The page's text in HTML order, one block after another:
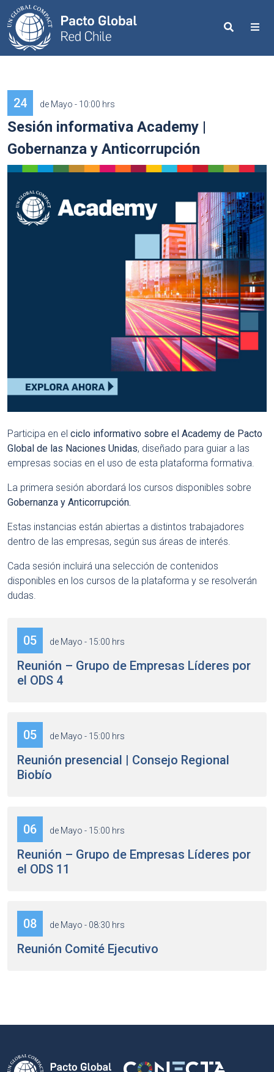
Search
24 de Mayo - 10:00 hrs
Sesión informativa Academy |
Gobernanza y Anticorrupción
Participa en el ciclo informativo sobre el Academy de Pacto
Global de las Naciones Unidas, diseñado para guiar a las
empresas socias en el uso de esta plataforma formativa.
La primera sesión abordará los cursos disponibles sobre
Gobernanza y Anticorrupción.
Estas instancias están abiertas a distintos trabajadores
dentro de las empresas, según sus áreas de interés.
Cada sesión incluirá una selección de contenidos
disponibles en los cursos de la plataforma y se resolverán
dudas.
05 de Mayo - 15:00 hrs
Reunión – Grupo de Empresas Líderes por
el ODS 4
05 de Mayo - 15:00 hrs
Reunión presencial | Consejo Regional
Biobío
06 de Mayo - 15:00 hrs
Reunión – Grupo de Empresas Líderes por
el ODS 11
08 de Mayo - 08:30 hrs
Reunión Comité Ejecutivo